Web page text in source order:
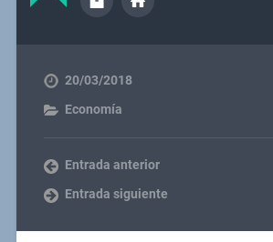
20/03/2018
Economía
Entrada anterior
Entrada siguiente